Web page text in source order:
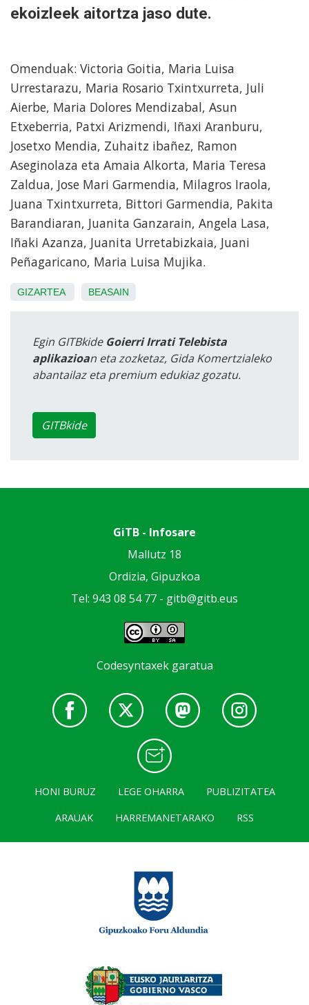
ekoizleek aitortza jaso dute.
Omenduak: Victoria Goitia, Maria Luisa
Urrestarazu, Maria Rosario Txintxurreta, Juli
Aierbe, Maria Dolores Mendizabal, Asun
Etxeberria, Patxi Arizmendi, Iñaxi Aranburu,
Josetxo Mendia, Zuhaitz ibañez, Ramon
Aseginolaza eta Amaia Alkorta, Maria Teresa
Zaldua, Jose Mari Garmendia, Milagros Iraola,
Juana Txintxurreta, Bittori Garmendia, Pakita
Barandiaran, Juanita Ganzarain, Angela Lasa,
Iñaki Azanza, Juanita Urretabizkaia, Juani
Peñagaricano, Maria Luisa Mujika.
GIZARTEA BEASAIN
Egin GITBkide Goierri Irrati Telebista
aplikazioan eta zozketaz, Gida Komertzialeko
abantailaz eta premium edukiaz gozatu.
GITBkide
GiTB - Infosare
Mallutz 18
Ordizia, Gipuzkoa
Tel: 943 08 54 77 - gitb@gitb.eus
Codesyntaxek garatua
HONI BURUZ LEGE OHARRA
PUBLIZITATEA
ARAUAK
HARREMANETARAKO RSS